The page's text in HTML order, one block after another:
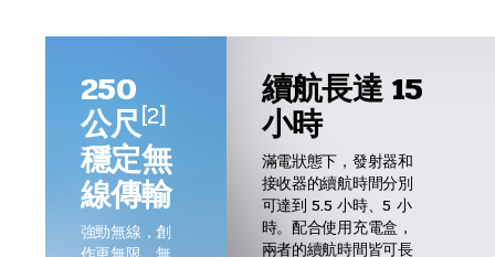
250
公尺[2]
穩定無
線傳輸
強勁無線，創
續航長達 15
小時
滿電狀態下，發射器和
接收器的續航時間分別
可達到 5.5 小時、5 小
時。配合使用充電盒，
兩者的續航時間皆可長